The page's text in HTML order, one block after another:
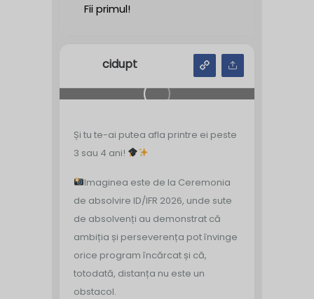
Fii primul!
cidupt
Și tu te-ai putea afla printre ei peste
3 sau 4 ani!
Imaginea este de la Ceremonia
de absolvire ID/IFR 2026, unde sute
de absolvenți au demonstrat că
ambiția și perseverența pot învinge
orice program încărcat și că,
totodată, distanța nu este un
obstacol.